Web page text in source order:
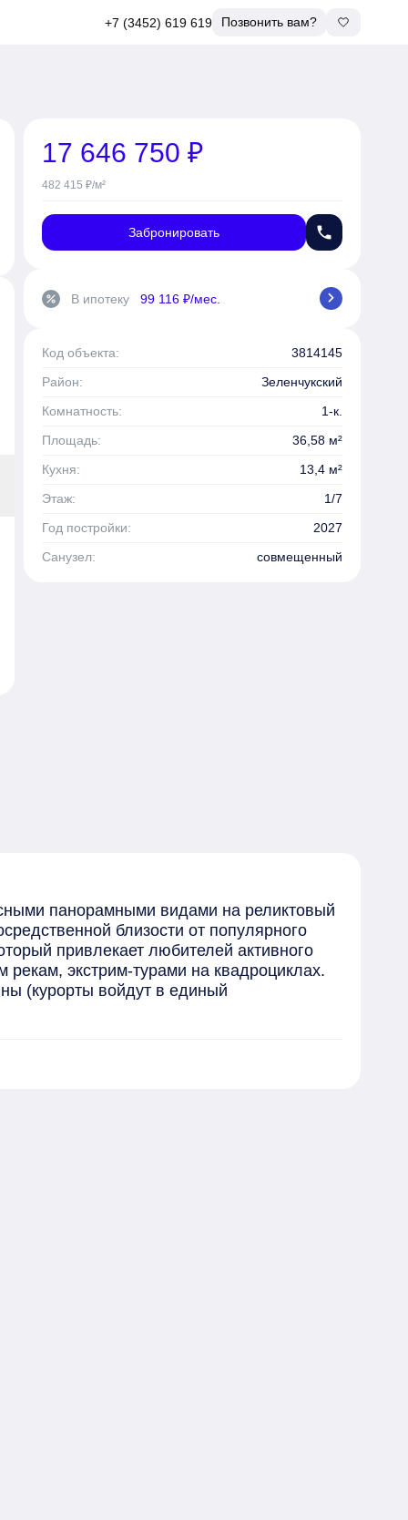
+7 (3452) 619 619 Позвонить вам?
17 646 750 ₽
482 415 ₽/м²
Забронировать phone
percent В ипотеку 99 116 ₽/мес. chevron_right
Код объекта:
3814145
Район:
Зеленчукский
Комнатность:
1-к.
Площадь:
36,58 м²
Кухня:
13,4 м²
Этаж:
1/7
Год постройки:
2027
Санузел:
совмещенный
панорамными видами на реликтовый
близости от популярного
привлекает любителей активного
экстрим-турами на квадроциклах.
(курорты войдут в единый